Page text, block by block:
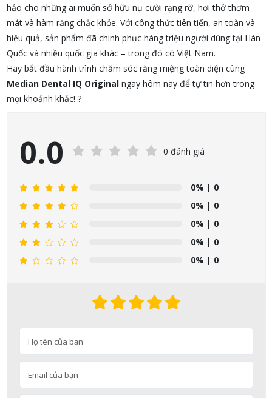
hảo cho những ai muốn sở hữu nụ cười rạng rỡ, hơi thở thơm
mát và hàm răng chắc khỏe. Với công thức tiên tiến, an toàn và
hiệu quả, sản phẩm đã chinh phục hàng triệu người dùng tại Hàn
Quốc và nhiều quốc gia khác – trong đó có Việt Nam.
Hãy bắt đầu hành trình chăm sóc răng miệng toàn diện cùng
Median Dental IQ Originalngay hôm nay để tự tin hơn trong
mọi khoảnh khắc! ?
0.0 0 đánh giá
0% | 0
0% | 0
0% | 0
0% | 0
0% | 0